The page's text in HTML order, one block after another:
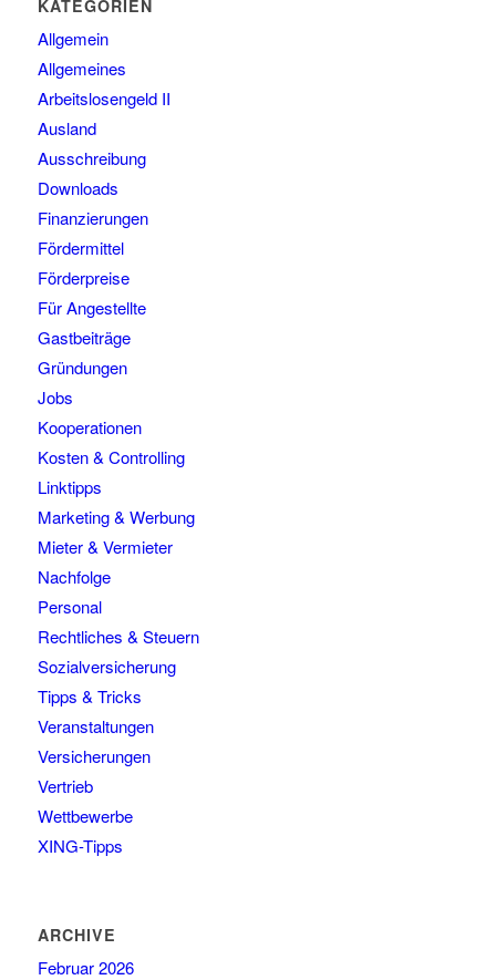
KATEGORIEN
Allgemein
Allgemeines
Arbeitslosengeld II
Ausland
Ausschreibung
Downloads
Finanzierungen
Fördermittel
Förderpreise
Für Angestellte
Gastbeiträge
Gründungen
Jobs
Kooperationen
Kosten & Controlling
Linktipps
Marketing & Werbung
Mieter & Vermieter
Nachfolge
Personal
Rechtliches & Steuern
Sozialversicherung
Tipps & Tricks
Veranstaltungen
Versicherungen
Vertrieb
Wettbewerbe
XING-Tipps
ARCHIVE
Februar 2026